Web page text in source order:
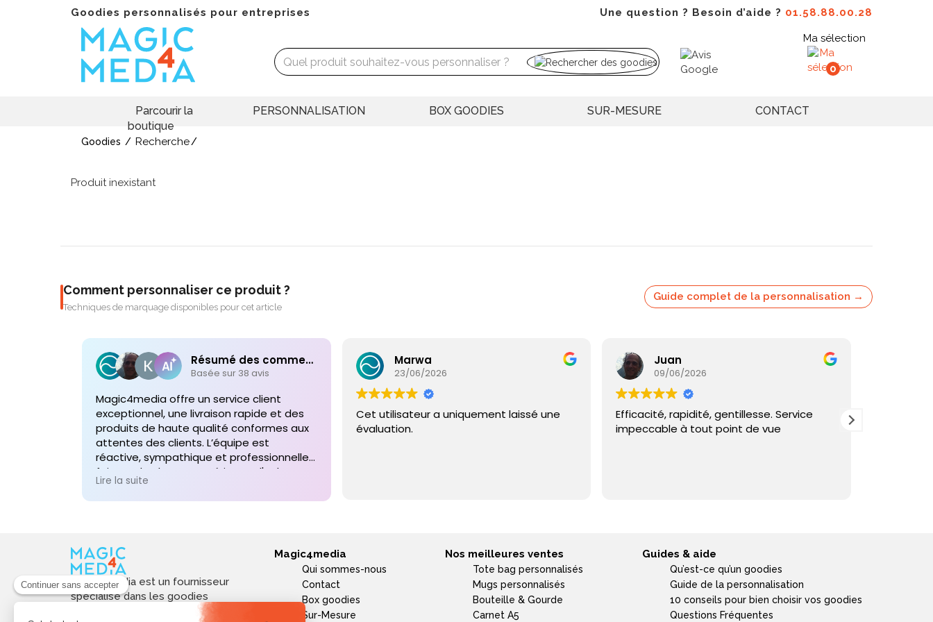
Goodies personnalisés pour entreprises Une question ? Besoin d’aide ? 01.58.88.00.28
Ma sélection
0
Parcourir la
boutique
PERSONNALISATION BOX GOODIES SUR-MESURE CONTACT
Goodies Recherche
Produit inexistant
Comment personnaliser ce produit ?
Techniques de marquage disponibles pour cet article
Guide complet de la personnalisation →
Résumé des commentaires
Basée sur 38 avis
Magic4media offre un service client
exceptionnel, une livraison rapide et des
produits de haute qualité conformes aux
attentes des clients. L’équipe est
réactive, sympathique et professionnelle,
faisant de chaque expérience d'achat un
plaisir. Je recommande vivement leurs
services pour toute commande future de
Lire la suite
Marwa
23/06/2026
Cet utilisateur a uniquement laissé une
évaluation.
Juan
09/06/2026
Efficacité, rapidité, gentillesse. Service
impeccable à tout point de vue
Magic4media est un fournisseur
spécialisé dans les goodies
personnalisés et objets publicitaires
Magic4media
Qui sommes-nous
Contact
Box goodies
Sur-Mesure
Nos meilleures ventes
Tote bag personnalisés
Mugs personnalisés
Bouteille & Gourde
Carnet A5
Guides & aide
Qu’est-ce qu’un goodies
Guide de la personnalisation
10 conseils pour bien choisir vos goodies
Questions Fréquentes